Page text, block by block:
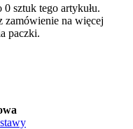
sztuk tego artykułu.
zamówienie na więcej
paczki.